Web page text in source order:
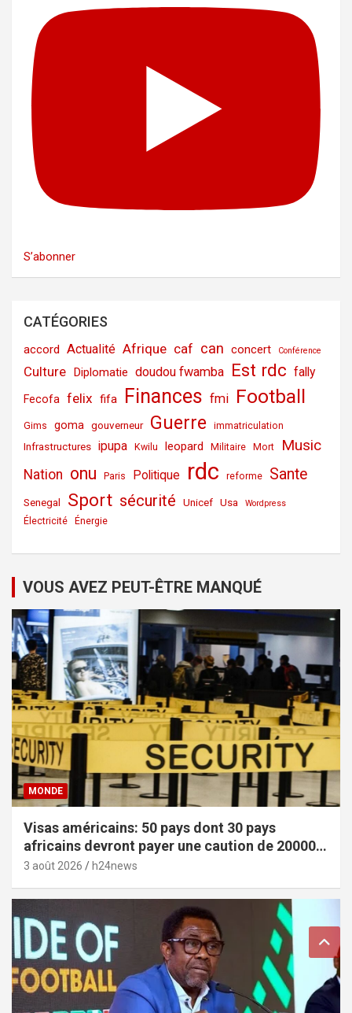
S’abonner
CATÉGORIES
accord Actualité Afrique caf can concert Conférence
Culture Diplomatie doudou fwamba Est rdc fally
Fecofa felix fifa Finances fmi Football
Gims goma gouverneur Guerre immatriculation
Infrastructures ipupa Kwilu leopard Militaire Mort Music
Nation onu Paris Politique rdc reforme Sante
Senegal Sport sécurité Unicef Usa Wordpress
Électricité Énergie
VOUS AVEZ PEUT-ÊTRE MANQUÉ
MONDE
Visas américains: 50 pays dont 30 pays
africains devront payer une caution de 20000
dollars
3 août 2026 h24news